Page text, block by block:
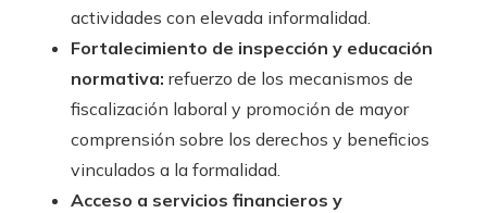
actividades con elevada informalidad.
Fortalecimiento de inspección y educación
normativa: refuerzo de los mecanismos de
fiscalización laboral y promoción de mayor
comprensión sobre los derechos y beneficios
vinculados a la formalidad.
Acceso a servicios financieros y